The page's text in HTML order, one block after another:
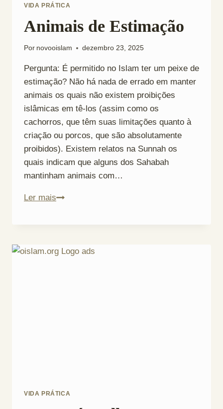
VIDA PRÁTICA
Animais de Estimação
Por novooislam dezembro 23, 2025
Pergunta: É permitido no Islam ter um peixe de
estimação? Não há nada de errado em manter
animais os quais não existem proibições
islâmicas em tê-los (assim como os
cachorros, que têm suas limitações quanto à
criação ou porcos, que são absolutamente
proibidos). Existem relatos na Sunnah os
quais indicam que alguns dos Sahabah
mantinham animais com…
Ler maisAnimais
VIDA PRÁTICA